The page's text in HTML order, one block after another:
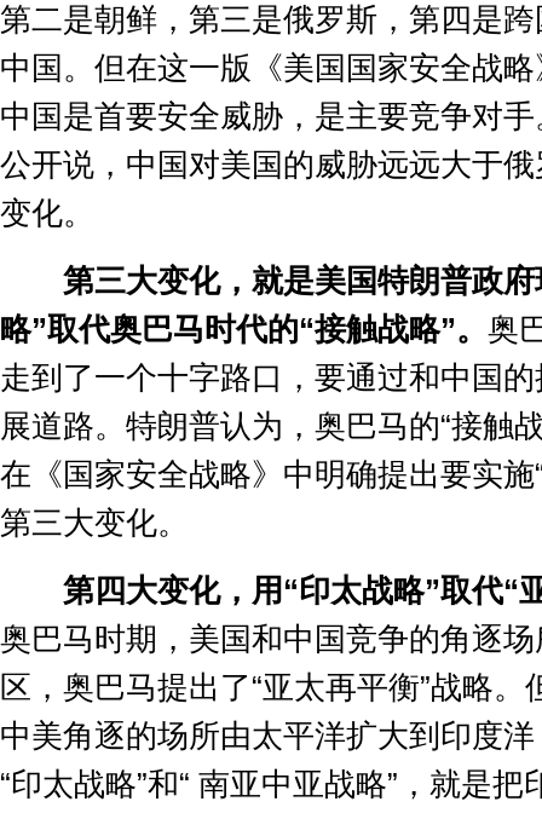
第二是朝鲜，第三是俄罗斯，第四是
中国。但在这一版《美国国家安全战
中国是首要安全威胁，是主要竞争对
公开说，中国对美国的威胁远远大于
变化。
第三大变化，就是美国特朗普政
略”取代奥巴马时代的“接触战略”。 奥
走到了一个十字路口，要通过和中国
展道路。特朗普认为，奥巴马的“接触
在《国家安全战略》中明确提出要实施
第三大变化。
第四大变化，用 “印太战略”取代“
奥巴马时期，美国和中国竞争的角逐
区，奥巴马提出了“亚太再平衡”战略。
中美角逐的场所由太平洋扩大到印度
“印太战略”和“ 南亚中亚战略” ，就是把